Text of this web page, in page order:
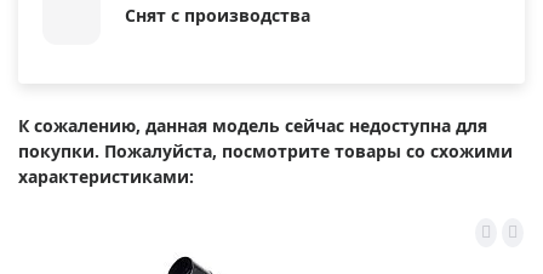
Снят с производства
К сожалению, данная модель сейчас недоступна для
покупки. Пожалуйста, посмотрите товары со схожими
характеристиками: